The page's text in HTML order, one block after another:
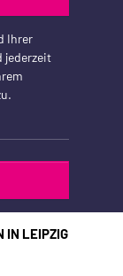
Ihrer
jederzeit
IN LEIPZIG